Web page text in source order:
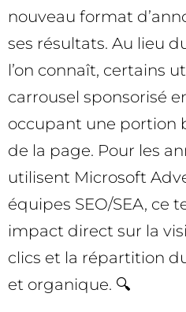
nouveau format
ses résultats. Au lieu
l’on connaît, certains
carrousel sponsorisé
occupant une portion
de la page. Pour les
utilisent Microsoft
équipes SEO/SEA, ce
impact direct sur la
clics et la répartition
et organique. 🔍